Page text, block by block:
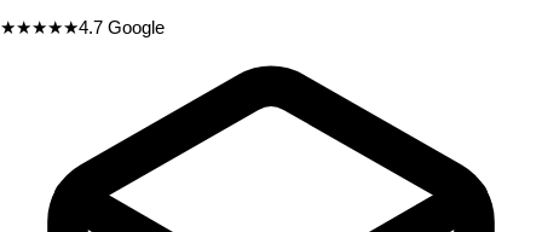
★★★★★4.7 Google